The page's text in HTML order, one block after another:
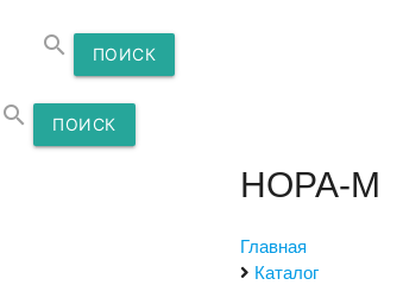
search ПОИСК
search ПОИСК
НОРА-М
Главная
Каталог